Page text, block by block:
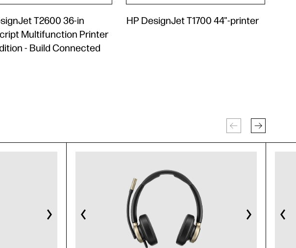
T2600 36-in
Multifunction Printer
- Build Connected
HP DesignJet T1700 44"-printer